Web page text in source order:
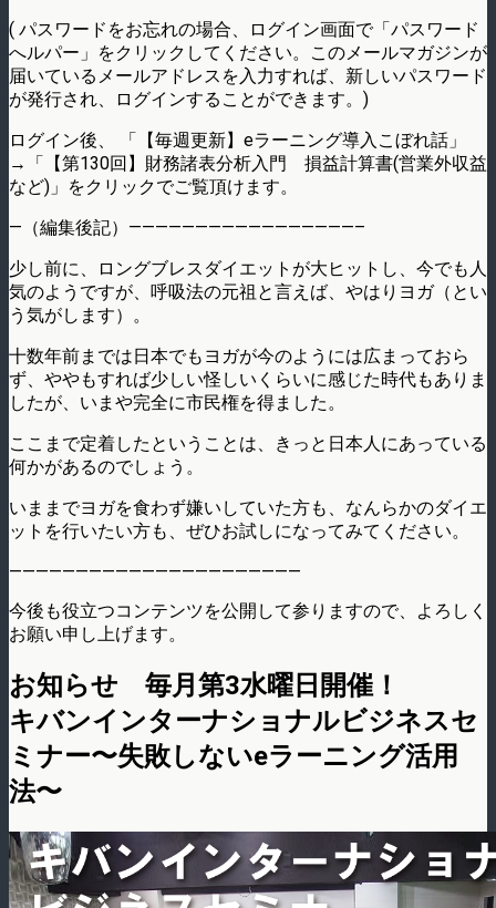
( パスワードをお忘れの場合、ログイン画面で「パスワード
へルパー」をクリックしてください。このメールマガジンが
届いているメールアドレスを入力すれば、新しいパスワード
が発行され、ログインすることができます。)
ログイン後、 「【毎週更新】eラーニング導入こぼれ話」
→「【第130回】財務諸表分析入門 損益計算書(営業外収益
など)」をクリックでご覧頂けます。
—（編集後記）—————————————————–
少し前に、ロングブレスダイエットが大ヒットし、今でも人
気のようですが、呼吸法の元祖と言えば、やはりヨガ（とい
う気がします）。
十数年前までは日本でもヨガが今のようには広まっておら
ず、ややもすれば少しい怪しいくらいに感じた時代もありま
したが、いまや完全に市民権を得ました。
ここまで定着したということは、きっと日本人にあっている
何かがあるのでしょう。
いままでヨガを食わず嫌いしていた方も、なんらかのダイエ
ットを行いたい方も、ぜひお試しになってみてください。
——————————————————————
今後も役立つコンテンツを公開して参りますので、よろしく
お願い申し上げます。
お知らせ 毎月第3水曜日開催！
キバンインターナショナルビジネスセ
ミナー〜失敗しないeラーニング活用
法〜